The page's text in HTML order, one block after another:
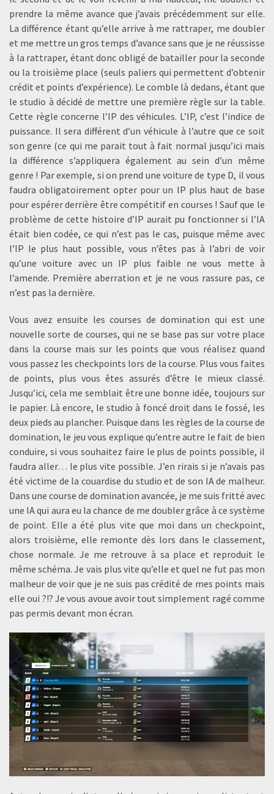
prendre la même avance que j’avais précédemment sur elle.
La différence étant qu’elle arrive à me rattraper, me doubler
et me mettre un gros temps d’avance sans que je ne réussisse
à la rattraper, étant donc obligé de batailler pour la seconde
ou la troisième place (seuls paliers qui permettent d’obtenir
crédit et points d’expérience). Le comble là dedans, étant que
le studio à décidé de mettre une première règle sur la table.
Cette règle concerne l’IP des véhicules. L’IP, c’est l’indice de
puissance. Il sera différent d’un véhicule à l’autre que ce soit
son genre (ce qui me parait tout à fait normal jusqu’ici mais
la différence s’appliquera également au sein d’un même
genre ! Par exemple, si on prend une voiture de type D, il vous
faudra obligatoirement opter pour un IP plus haut de base
pour espérer derrière être compétitif en courses ! Sauf que le
problème de cette histoire d’IP aurait pu fonctionner si l’IA
était bien codée, ce qui n’est pas le cas, puisque même avec
l’IP le plus haut possible, vous n’êtes pas à l’abri de voir
qu’une voiture avec un IP plus faible ne vous mette à
l’amende. Première aberration et je ne vous rassure pas, ce
n’est pas la dernière.
Vous avez ensuite les courses de domination qui est une
nouvelle sorte de courses, qui ne se base pas sur votre place
dans la course mais sur les points que vous réalisez quand
vous passez les checkpoints lors de la course. Plus vous faites
de points, plus vous êtes assurés d’être le mieux classé.
Jusqu’ici, cela me semblait être une bonne idée, toujours sur
le papier. Là encore, le studio à foncé droit dans le fossé, les
deux pieds au plancher. Puisque dans les règles de la course de
domination, le jeu vous explique qu’entre autre le fait de bien
conduire, si vous souhaitez faire le plus de points possible, il
faudra aller… le plus vite possible. J’en rirais si je n’avais pas
été victime de la couardise du studio et de son IA de malheur.
Dans une course de domination avancée, je me suis fritté avec
une IA qui aura eu la chance de me doubler grâce à ce système
de point. Elle a été plus vite que moi dans un checkpoint,
alors troisième, elle remonte dès lors dans le classement,
chose normale. Je me retrouve à sa place et reproduit le
même schéma. Je vais plus vite qu’elle et quel ne fut pas mon
malheur de voir que je ne suis pas crédité de mes points mais
elle oui ?!? Je vous avoue avoir tout simplement ragé comme
pas permis devant mon écran.